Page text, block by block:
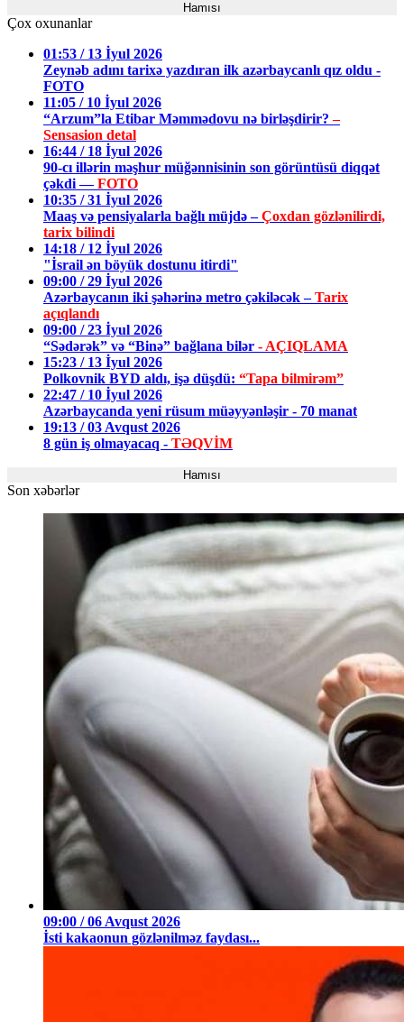
Hamısı
Çox oxunanlar
01:53 / 13 İyul 2026
Zeynəb adını tarixə yazdıran ilk azərbaycanlı qız oldu -
FOTO
11:05 / 10 İyul 2026
“Arzum”la Etibar Məmmədovu nə birləşdirir?–
Sensasion detal
16:44 / 18 İyul 2026
90-cı illərin məşhur müğənnisinin son görüntüsü diqqət
çəkdi —FOTO
10:35 / 31 İyul 2026
Maaş və pensiyalarla bağlı müjdə –Çoxdan gözlənilirdi,
tarix bilindi
14:18 / 12 İyul 2026
"İsrail ən böyük dostunu itirdi"
09:00 / 29 İyul 2026
Azərbaycanın iki şəhərinə metro çəkiləcək –Tarix
açıqlandı
09:00 / 23 İyul 2026
“Sədərək” və “Binə” bağlana bilər - AÇIQLAMA
15:23 / 13 İyul 2026
Polkovnik BYD aldı, işə düşdü: “Tapa bilmirəm”
22:47 / 10 İyul 2026
Azərbaycanda yeni rüsum müəyyənləşir - 70 manat
19:13 / 03 Avqust 2026
8 gün iş olmayacaq - TƏQVİM
Hamısı
Son xəbərlər
09:00 / 06 Avqust 2026
İsti kakaonun gözlənilməz faydası...